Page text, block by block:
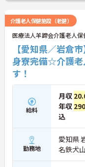
介護老人保健施設（老健）
医療法人羊蹄会介護老人
【愛知県／岩倉
身寮完備☆介護老
す！
給料
月収
年収
込
勤務地
愛知県
名鉄犬